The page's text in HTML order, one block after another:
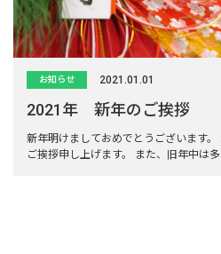
お知らせ 2021.01.01
2021年 新年のご挨拶
新年明けましておめでとうございます
ご挨拶申し上げます。 また、旧年中は